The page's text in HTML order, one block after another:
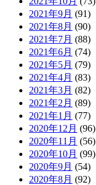
2021年9月 (91)
2021年8月 (90)
2021年7月 (88)
2021年6月 (74)
2021年5月 (79)
2021年4月 (83)
2021年3月 (82)
2021年2月 (89)
2021年1月 (77)
2020年12月 (96)
2020年11月 (56)
2020年10月 (99)
2020年9月 (54)
2020年8月 (92)